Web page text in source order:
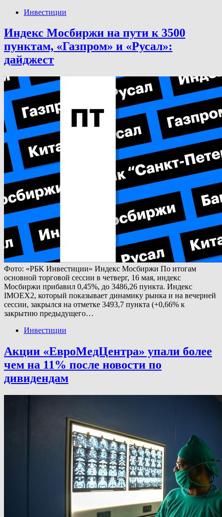
Инвестиции
Индекс Мосбиржи на пути к 3500
пунктам, «Газпром» и «Русал»:
дайджест
Фото: «РБК Инвестиции» Индекс Мосбиржи По итогам
основной торговой сессии в четверг, 16 мая, индекс
Мосбиржи прибавил 0,45%, до 3486,26 пункта. Индекс
IMOEX2, который показывает динамику рынка и на вечерней
сессии, закрылся на отметке 3493,7 пункта (+0,66% к
закрытию предыдущего…
Инвестиции
Акции «ЕвроМедЦентра» упали более
чем на 11% после новости по
дивидендам